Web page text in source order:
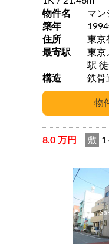
物件名
マン
築年
住所
東京
最寄駅
東京
構造
鉄骨
8.0 万円 敷 1